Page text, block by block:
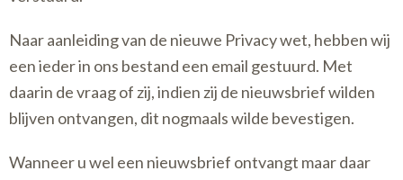
Naar aanleiding van de nieuwe Privacy wet, hebben wij
een ieder in ons bestand een email gestuurd. Met
daarin de vraag of zij, indien zij de nieuwsbrief wilden
blijven ontvangen, dit nogmaals wilde bevestigen.
Wanneer u wel een nieuwsbrief ontvangt maar daar